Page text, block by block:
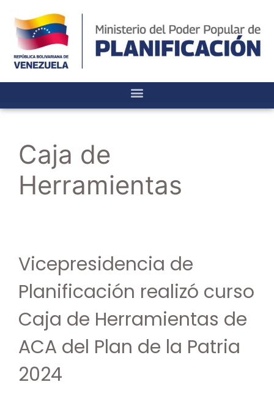
Caja de
Herramientas
Vicepresidencia de
Planificación realizó curso
Caja de Herramientas de
ACA del Plan de la Patria
2024